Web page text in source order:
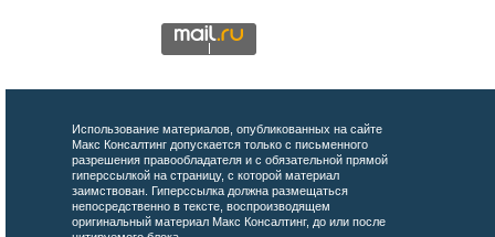
Использование материалов, опубликованных на сайте
Макс Консалтинг допускается только с письменного
разрешения правообладателя и с обязательной прямой
гиперссылкой на страницу, с которой материал
заимствован. Гиперссылка должна размещаться
непосредственно в тексте, воспроизводящем
оригинальный материал Макс Консалтинг, до или после